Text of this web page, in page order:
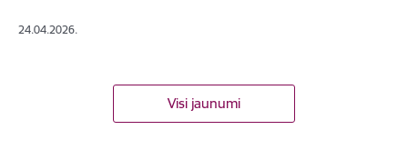
24.04.2026.
Visi jaunumi